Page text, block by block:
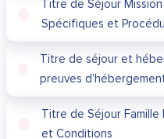
Titre de Séjour
Spécifiques et
Titre de séjour et
preuves
Titre de Séjour Famille
et Conditions